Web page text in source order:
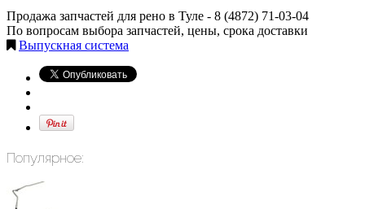
Продажа запчастей для рено в Туле - 8 (4872) 71-03-04
По вопросам выбора запчастей, цены, срока доставки
Выпускная система
Популярное: